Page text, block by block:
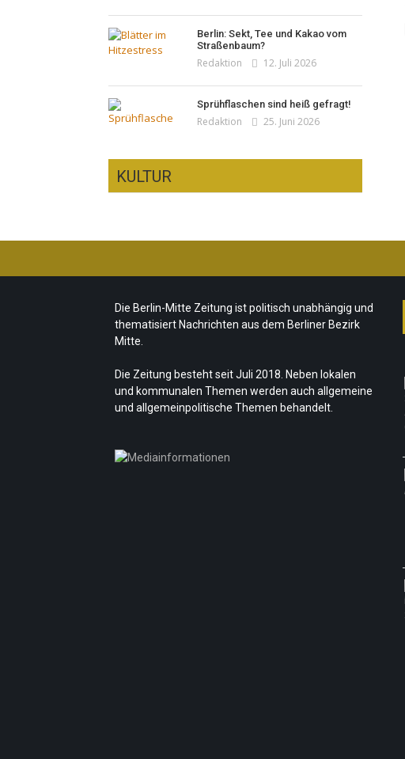
Berlin: Sekt, Tee und Kakao vom
Straßenbaum?
Redaktion 12. Juli 2026
Sprühflaschen sind heiß gefragt!
Redaktion 25. Juni 2026
KULTUR
heute noch zeitgemäß?
politische Folgerungen
Team/Redaktion 28. Juli 2026
Fête de la Musique 2026 –
Summer makes music
„Les Amoureuses“ zur Fête de la
Redaktion 21. Juni 2026
Die Berlin-Mitte Zeitung ist politisch unabhängig und
thematisiert Nachrichten aus dem Berliner Bezirk
Mitte.
Die Zeitung besteht seit Juli 2018. Neben lokalen
und kommunalen Themen werden auch allgemeine
und allgemeinpolitische Themen behandelt.